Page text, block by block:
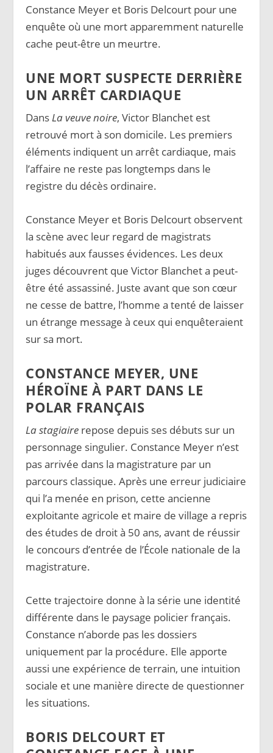
Constance Meyer et Boris Delcourt pour une
enquête où une mort apparemment naturelle
cache peut-être un meurtre.
UNE MORT SUSPECTE DERRIÈRE
UN ARRÊT CARDIAQUE
DansLa veuve noire, Victor Blanchet est
retrouvé mort à son domicile. Les premiers
éléments indiquent un arrêt cardiaque, mais
l’affaire ne reste pas longtemps dans le
registre du décès ordinaire.
Constance Meyer et Boris Delcourt observent
la scène avec leur regard de magistrats
habitués aux fausses évidences. Les deux
juges découvrent que Victor Blanchet a peut-
être été assassiné. Juste avant que son cœur
ne cesse de battre, l’homme a tenté de laisser
un étrange message à ceux qui enquêteraient
sur sa mort.
CONSTANCE MEYER, UNE
HÉROÏNE À PART DANS LE
POLAR FRANÇAIS
La stagiaire repose depuis ses débuts sur un
personnage singulier. Constance Meyer n’est
pas arrivée dans la magistrature par un
parcours classique. Après une erreur judiciaire
qui l’a menée en prison, cette ancienne
exploitante agricole et maire de village a repris
des études de droit à 50 ans, avant de réussir
le concours d’entrée de l’École nationale de la
magistrature.
Cette trajectoire donne à la série une identité
différente dans le paysage policier français.
Constance n’aborde pas les dossiers
uniquement par la procédure. Elle apporte
aussi une expérience de terrain, une intuition
sociale et une manière directe de questionner
les situations.
BORIS DELCOURT ET